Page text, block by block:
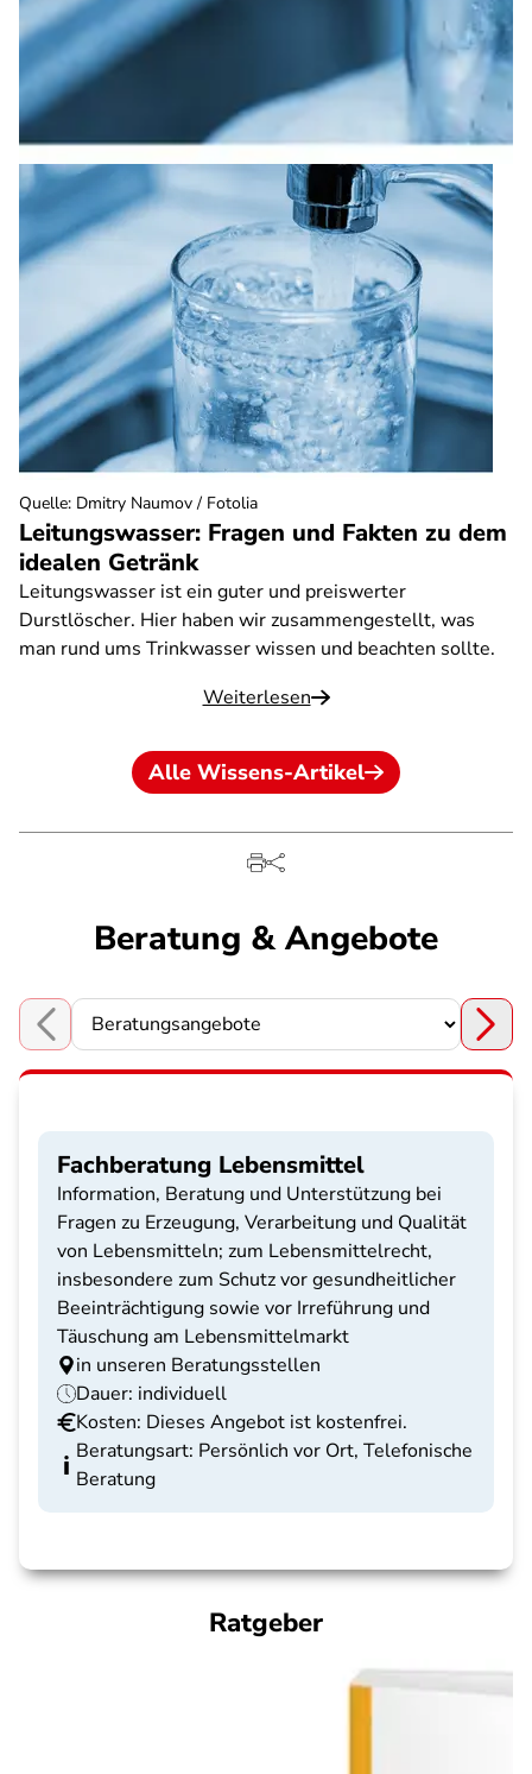
Leitungswasser: Fragen und Fakten zu dem
idealen Getränk
Leitungswasser ist ein guter und preiswerter
Durstlöscher. Hier haben wir zusammengestellt, was
man rund ums Trinkwasser wissen und beachten sollte.
Weiterlesen
Quelle: Dmitry Naumov / Fotolia
Alle Wissens-Artikel
Beratung & Angebote
Choose a section
Fachberatung Lebensmittel
Information, Beratung und Unterstützung bei
Fragen zu Erzeugung, Verarbeitung und Qualität
von Lebensmitteln; zum Lebensmittelrecht,
insbesondere zum Schutz vor gesundheitlicher
Beeinträchtigung sowie vor Irreführung und
Täuschung am Lebensmittelmarkt
in unseren Beratungsstellen
Dauer: individuell
Kosten: Dieses Angebot ist kostenfrei.
Beratungsart: Persönlich vor Ort, Telefonische
Beratung
Ratgeber